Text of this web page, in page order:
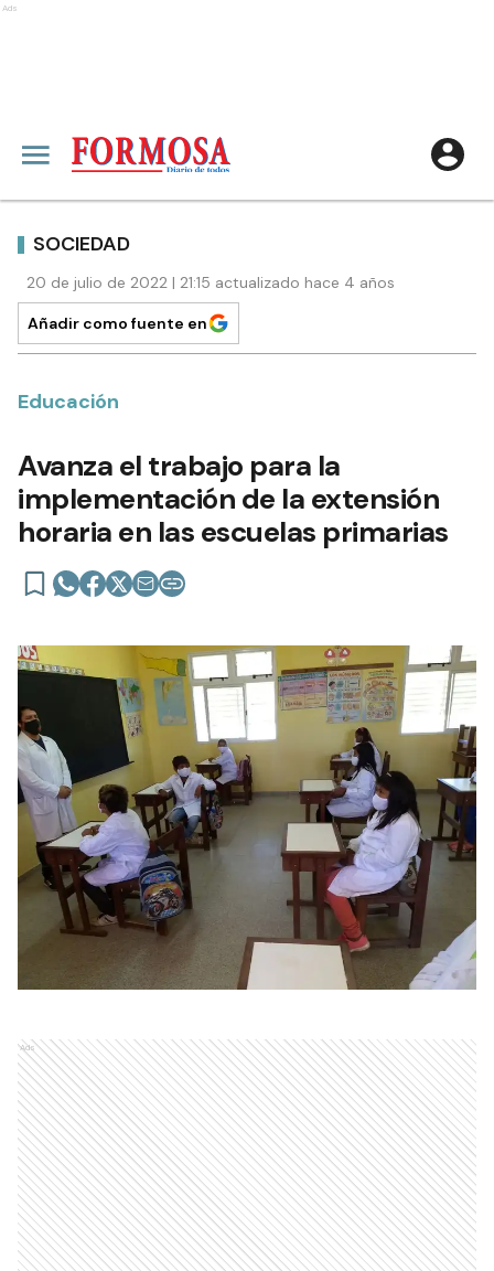
Ads
SOCIEDAD
20 de julio de 2022 | 21:15 actualizado hace 4 años
Añadir como fuente en
Educación
Avanza el trabajo para la
implementación de la extensión
horaria en las escuelas primarias
Ads